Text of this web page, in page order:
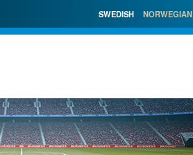
SWEDISH NORWEGIAN